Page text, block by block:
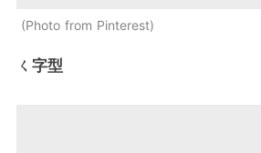
Photo from Pinterest
ㄑ字型